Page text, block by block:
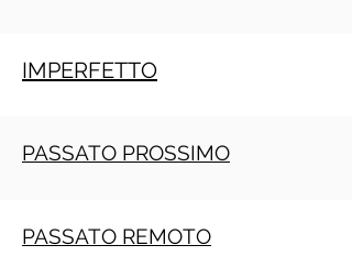
IMPERFETTO
PASSATO PROSSIMO
PASSATO REMOTO